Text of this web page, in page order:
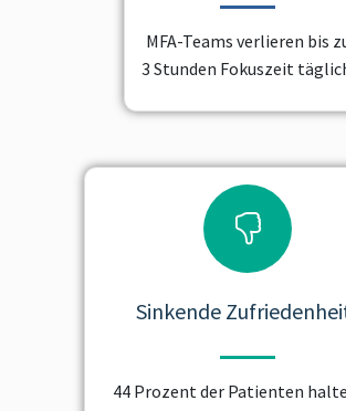
MFA-Teams verlieren bis
3 Stunden Fokuszeit
Sinkende
44 Prozent der Patienten